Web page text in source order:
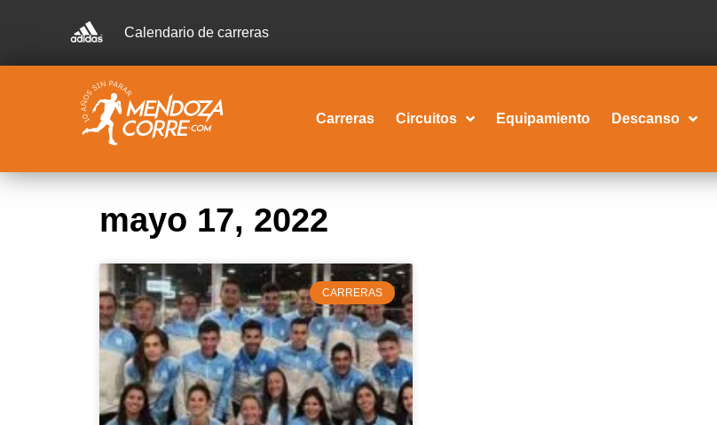
Calendario de carreras
Carreras Circuitos Equipamiento Descanso
mayo 17, 2022
CARRERAS